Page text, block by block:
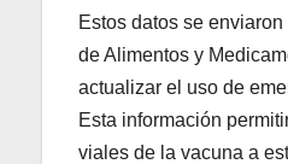
Estos datos se
de Alimentos y
actualizar el uso de
Esta información
viales de la vacuna a